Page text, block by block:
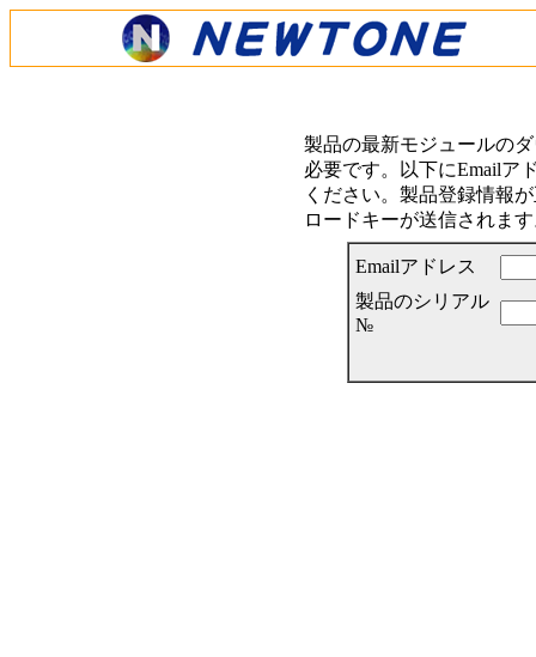
製品の最新モジュールの
必要です。以下にEmailア
ください。製品登録情報
ロードキーが送信されま
Emailアドレス
製品のシリアル
№